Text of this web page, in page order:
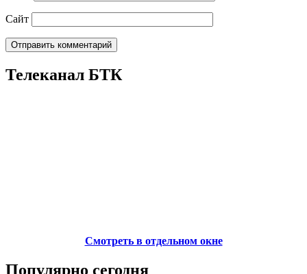
Сайт
Телеканал БТК
Смотреть в отдельном окне
Популярно сегодня